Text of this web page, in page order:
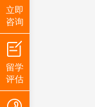
立即
咨询
留学
评估